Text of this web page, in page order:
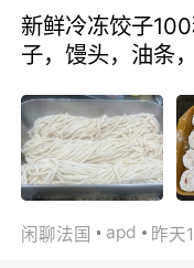
新鲜冷冻饺子
子，馒头，油条
闲聊法国 apd 昨天